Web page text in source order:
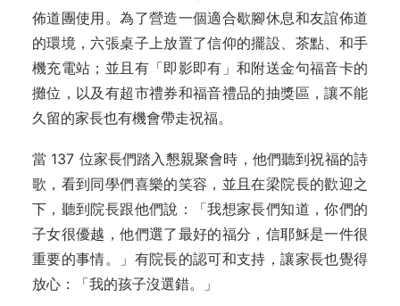
佈道團使用。為了營造一個適合歇腳休息和友誼佈道
的環境，六張桌子上放置了信仰的擺設、茶點、和手
機充電站；並且有「即影即有」和附送金句福音卡的
攤位，以及有超市禮券和福音禮品的抽獎區，讓不能
久留的家長也有機會帶走祝福。
當 137 位家長們踏入懇親聚會時，他們聽到祝福的詩
歌，看到同學們喜樂的笑容，並且在梁院長的歡迎之
下，聽到院長跟他們說：「我想家長們知道，你們的
子女很優越，他們選了最好的福分，信耶穌是一件很
重要的事情。」有院長的認可和支持，讓家長也覺得
放心：「我的孩子沒選錯。」